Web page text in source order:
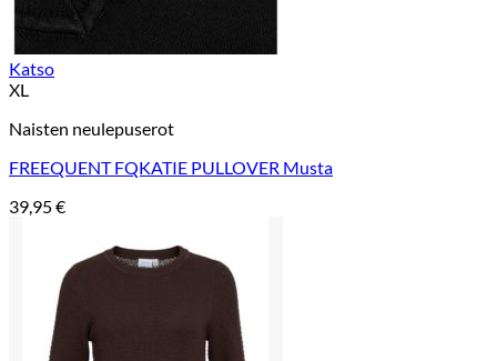
Katso
XL
Naisten neulepuserot
FREEQUENT FQKATIE PULLOVER Musta
39,95€